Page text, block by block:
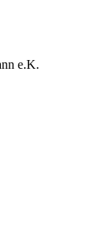
e.K.